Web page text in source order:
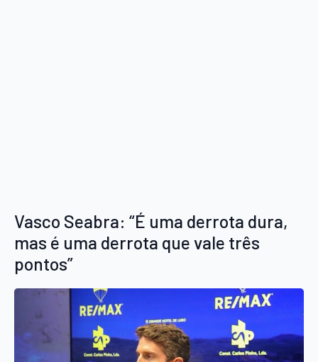
Vasco Seabra: “É uma derrota dura,
mas é uma derrota que vale três
pontos”